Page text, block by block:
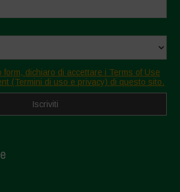
form, dichiaro di accettare i Terms of Use
(Termini di uso e privacy) di questo sito.